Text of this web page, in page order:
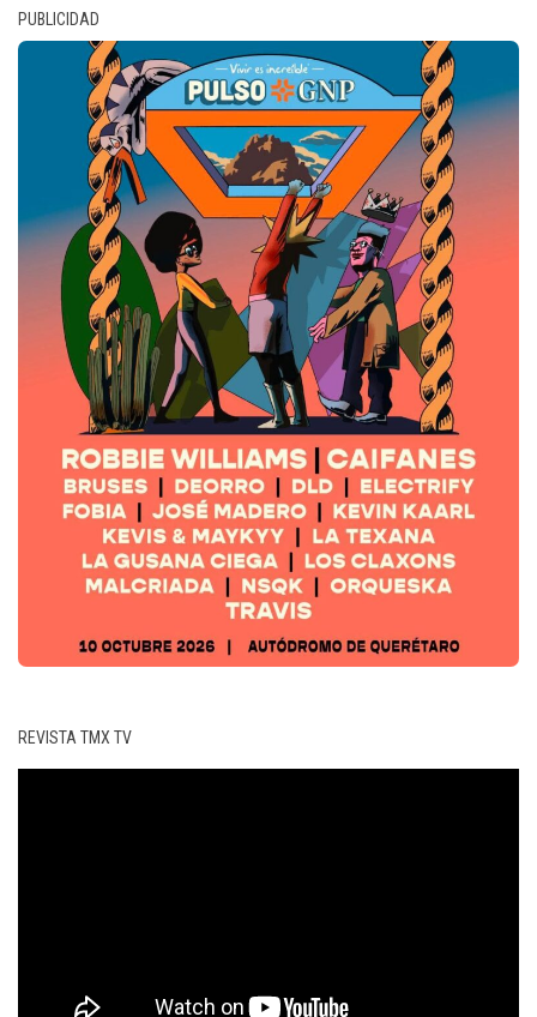
PUBLICIDAD
REVISTA TMX TV